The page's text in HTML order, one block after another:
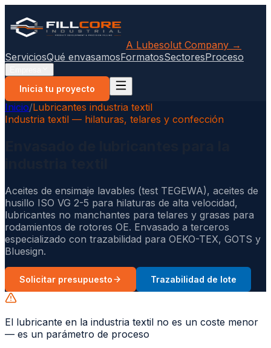
A Lubesolut Company →
ServiciosQué envasamosFormatosSectoresProceso
Inicia tu proyecto
Inicio/Lubricantes industria textil
Industria textil — hilaturas, telares y confección
Aceites de ensimaje lavables (test TEGEWA), aceites de
husillo ISO VG 2-5 para hilaturas de alta velocidad,
lubricantes no manchantes para telares y grasas para
rodamientos de rotores OE. Envasado a terceros
especializado con trazabilidad para OEKO-TEX, GOTS y
Bluesign.
Solicitar presupuesto Trazabilidad de lote
El lubricante en la industria textil no es un coste menor
— es un parámetro de proceso